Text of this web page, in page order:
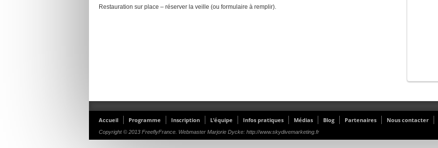
Restauration sur place – réserver la veille (ou formulaire à remplir).
Accueil Programme Inscription L’équipe Infos pratiques Médias Blog Partenaires Nous contacter
Copyright © 2013 FreeflyFrance. Webmaster Marjorie Dycke: http://www.skydivemarketing.fr